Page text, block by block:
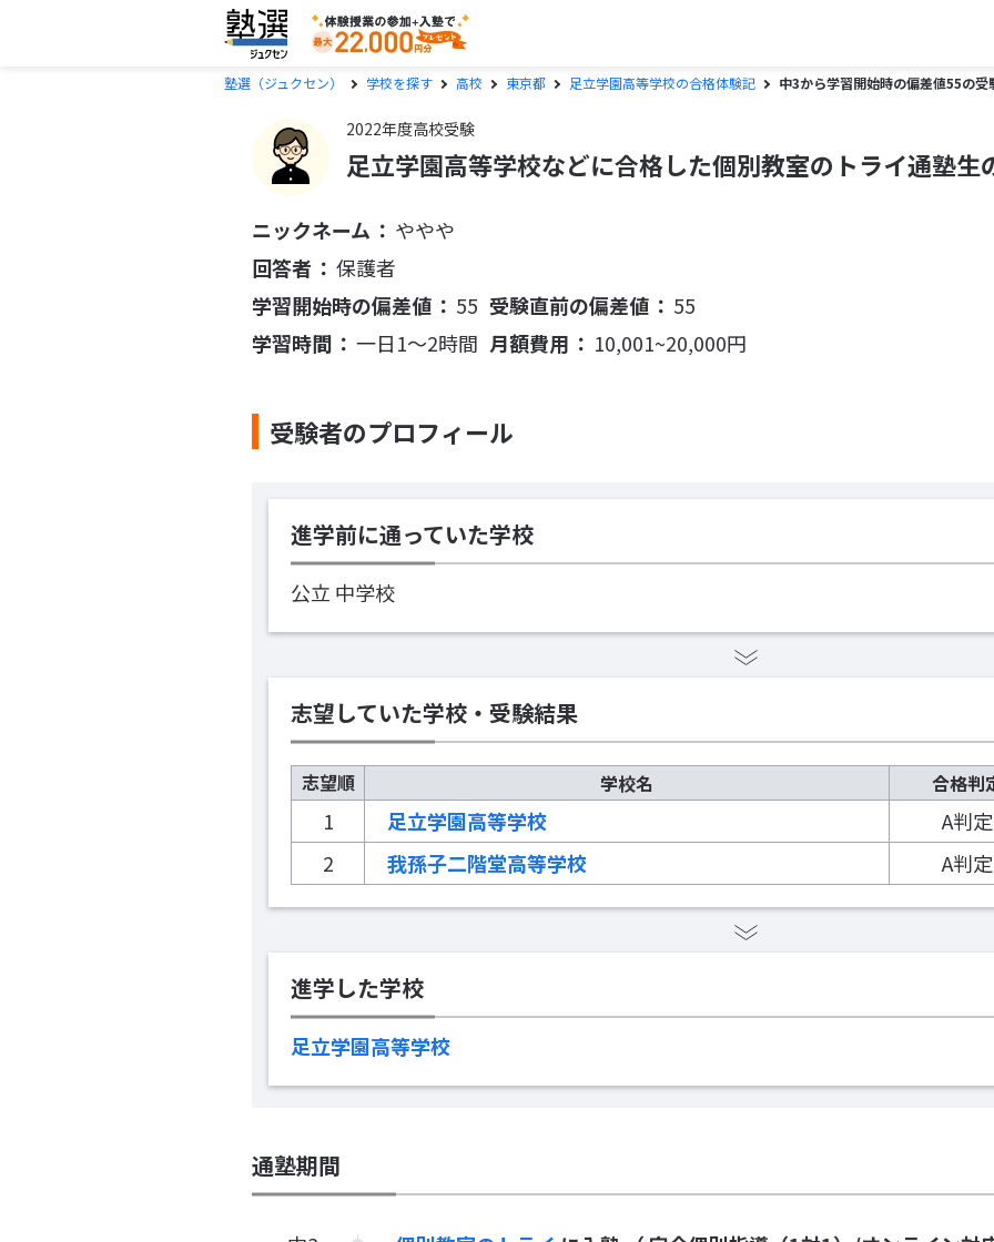
塾選（ジュクセン） 学校を探す 高校 東京都 足立学園高等学校の合格体験記 中3から学習開始時の偏差値55の受
2022年度高校受験
足立学園高等学校などに合格した個別教室のトライ通塾生
ニックネーム
ややや
回答者
保護者
学習開始時の偏差値
55 受験直前の偏差値
55
学習時間
一日1〜2時間 月額費用 10,001~20,000円
受験者のプロフィール
進学前に通っていた学校
公立 中学校
志望していた学校・受験結果
志望順 学校名 合格判
1 足立学園高等学校 A判定
2
我孫子二階堂高等学校 A判定
進学した学校
足立学園高等学校
通塾期間